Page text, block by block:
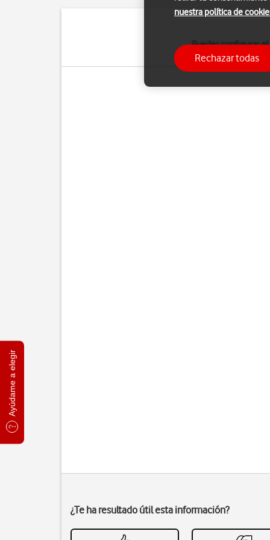
Ayúdame a elegir
Puedes configurar
suficiente.
¿Te ha resultado útil esta información?
nuestra política de
Rechazar todas